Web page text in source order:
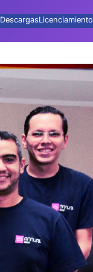
DescargasLicenciamiento